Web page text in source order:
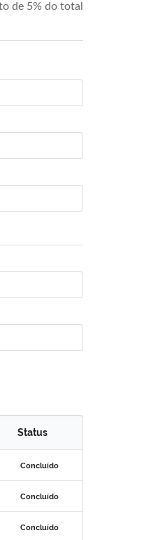
de 5% do total
Status
Concluído
Concluído
Concluído